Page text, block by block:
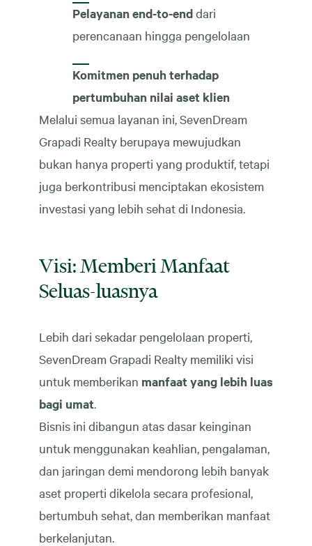
Pelayanan end-to-enddari
perencanaan hingga pengelolaan
Komitmen penuh terhadap
pertumbuhan nilai aset klien
Melalui semua layanan ini, SevenDream
Grapadi Realty berupaya mewujudkan
bukan hanya properti yang produktif, tetapi
juga berkontribusi menciptakan ekosistem
investasi yang lebih sehat di Indonesia.
Visi: Memberi Manfaat
Seluas-luasnya
Lebih dari sekadar pengelolaan properti,
SevenDream Grapadi Realty memiliki visi
untuk memberikan manfaat yang lebih luas
bagi umat.
Bisnis ini dibangun atas dasar keinginan
untuk menggunakan keahlian, pengalaman,
dan jaringan demi mendorong lebih banyak
aset properti dikelola secara profesional,
bertumbuh sehat, dan memberikan manfaat
berkelanjutan.